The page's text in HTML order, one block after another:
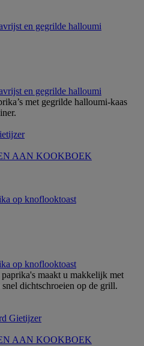
en gegrilde halloumi
en gegrilde halloumi
met gegrilde halloumi-kaas
AAN KOOKBOEK
op knoflooktoast
op knoflooktoast
maakt u makkelijk met
dichtschroeien op de grill.
Gietijzer
AAN KOOKBOEK